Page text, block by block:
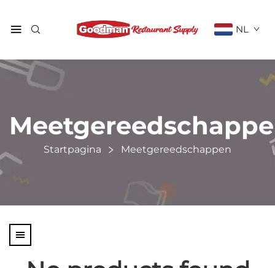
NL
Startpagina Meetgereedschappen